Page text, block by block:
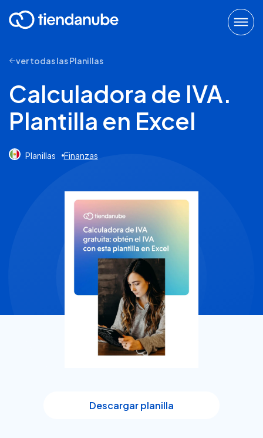
ver todas las Planillas
Calculadora de IVA.
Plantilla en Excel
Planillas Finanzas
Descargar planilla